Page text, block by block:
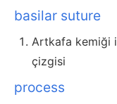
basilar suture
Artkafa kemiği
çizgisi
process